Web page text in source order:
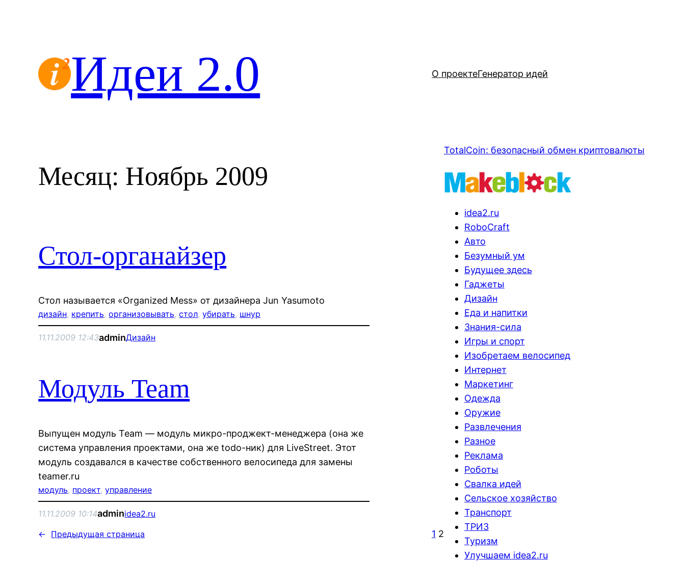
Идеи 2.0 О проектеГенератор идей
Месяц: Ноябрь 2009
Стол-органайзер
Стол называется «Organized Mess» от дизайнера Jun Yasumoto
дизайн, крепить, организовывать, стол, убирать, шнур
11.11.2009 12:43adminДизайн
Модуль Team
Выпущен модуль Team — модуль микро-проджект-менеджера (она же
система управления проектами, она же todo-ник) для LiveStreet. Этот
модуль создавался в качестве собственного велосипеда для замены
teamer.ru
модуль, проект, управление
11.11.2009 10:14adminidea2.ru
← Предыдущая страница 1 2
TotalCoin: безопасный обмен криптовалюты
idea2.ru
RoboCraft
Авто
Безумный ум
Будущее здесь
Гаджеты
Дизайн
Еда и напитки
Знания-сила
Игры и спорт
Изобретаем велосипед
Интернет
Маркетинг
Одежда
Оружие
Развлечения
Разное
Реклама
Роботы
Свалка идей
Сельское хозяйство
Транспорт
ТРИЗ
Туризм
Улучшаем idea2.ru